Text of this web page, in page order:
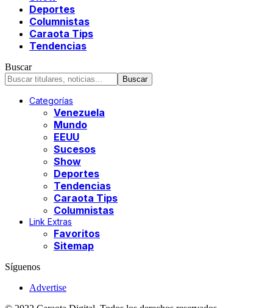
Deportes
Columnistas
Caraota Tips
Tendencias
Buscar
Categorías
Venezuela
Mundo
EEUU
Sucesos
Show
Deportes
Tendencias
Caraota Tips
Columnistas
Link Extras
Favoritos
Sitemap
Síguenos
Advertise